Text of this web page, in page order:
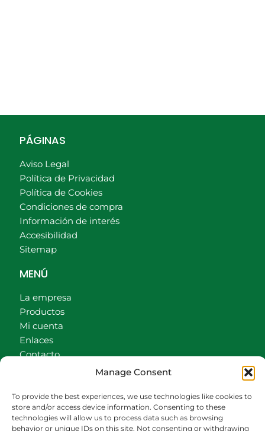
Manage Consent
To provide the best experiences, we use technologies like cookies to
store and/or access device information. Consenting to these
technologies will allow us to process data such as browsing
behavior or unique IDs on this site. Not consenting or withdrawing
PÁGINAS
Aviso Legal
Política de Privacidad
Política de Cookies
Condiciones de compra
Información de interés
Accesibilidad
Sitemap
MENÚ
La empresa
Productos
Mi cuenta
Enlaces
Contacto
CONTACTO